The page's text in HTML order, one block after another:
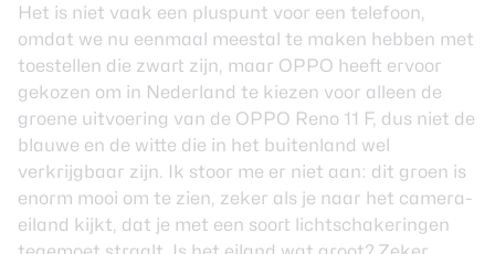
Het is niet vaak een pluspunt voor een telefoon,
omdat we nu eenmaal meestal te maken hebben met
toestellen die zwart zijn, maar OPPO heeft ervoor
gekozen om in Nederland te kiezen voor alleen de
groene uitvoering van de OPPO Reno 11 F, dus niet de
blauwe en de witte die in het buitenland wel
verkrijgbaar zijn. Ik stoor me er niet aan: dit groen is
enorm mooi om te zien, zeker als je naar het camera-
eiland kijkt, dat je met een soort lichtschakeringen